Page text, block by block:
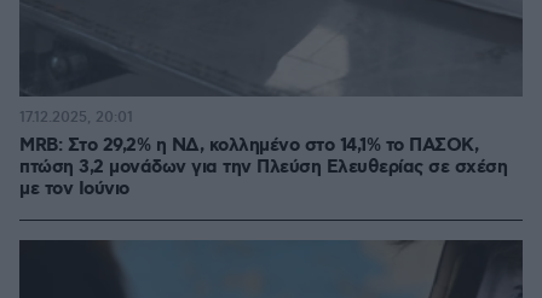
MRB: Στο 29,2% η ΝΔ, κολλημένο στο 14,1% το ΠΑΣΟΚ,
πτώση 3,2 μονάδων για την Πλεύση Ελευθερίας σε σχέση
με τον Ιούνιο
17.12.2025, 20:01